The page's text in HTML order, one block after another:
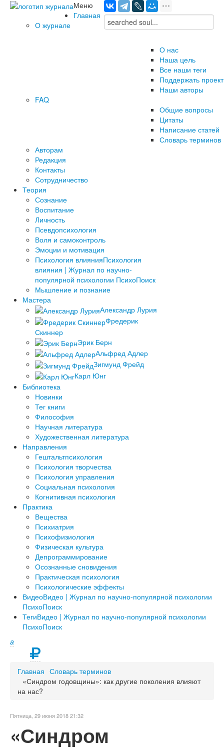
Меню
Главная
О журнале
О нас
Наша цель
Все наши теги
Поддержать проект
Наши авторы
FAQ
Общие вопросы
Цитаты
Написание статей
Словарь терминов
Авторам
Редакция
­Контакты
Сотрудничество
Теория
Сознание
Воспитание
Личность
Псевдопсихология
Воля и самоконтроль
Эмоции и мотивация
Психология влиянияПсихология
влияния | Журнал по научно-
популярной психологии ПсихоПоиск
Мышление и познание
Мастера
Александр Лурия
Фредерик
Скиннер
Эрик Берн
Альфред Адлер
Зигмунд Фрейд
Карл Юнг
Библиотека
Новинки
Тег книги
Философия
Научная литература
Художественная литература
Направления
Гештальтпсихология
Психология творчества
Психология управления
Социальная психология
Когнитивная психология
Практика
Вещества
Психиатрия
Психофизиология
Физическая культура
Депрограммирование
Осознанные сновидения
Практическая психология
Психологические эффекты
ВидеоВидео | Журнал по научно-популярной психологии
ПсихоПоиск
ТегиВидео | Журнал по научно-популярной психологии
ПсихоПоиск
a
Главная Словарь терминов
«Синдром годовщины»: как другие поколения влияют
на нас?
Пятница, 29 июня 2018 21:32
«Синдром